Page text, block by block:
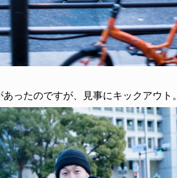
ったのですが、見事にキックアウト。